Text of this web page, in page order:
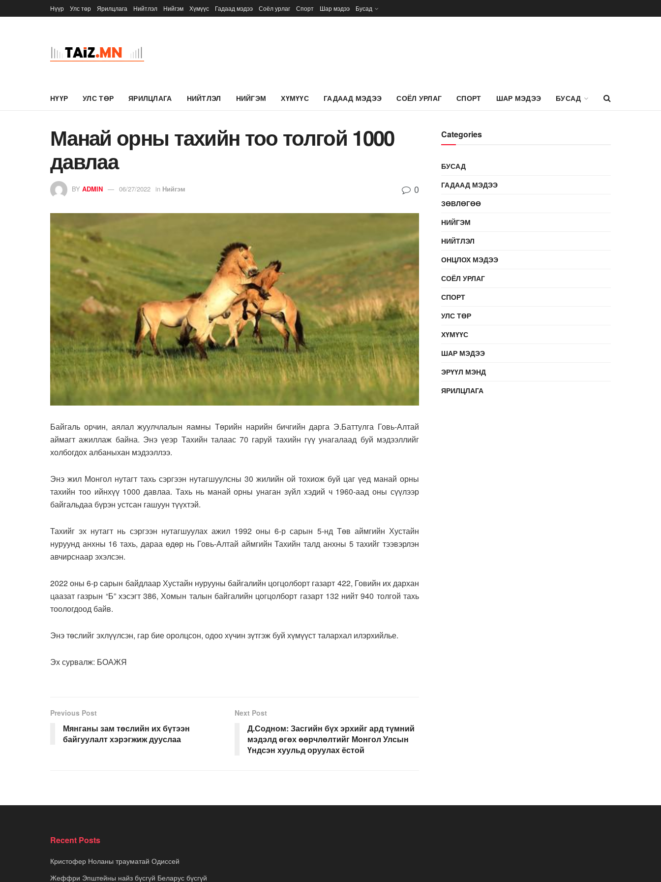
Нүүр Улс төр Ярилцлага Нийтлэл Нийгэм Хүмүүс Гадаад мэдээ Соёл урлаг Спорт Шар мэдээ Бусад
НҮҮР УЛС ТӨР ЯРИЛЦЛАГА НИЙТЛЭЛ НИЙГЭМ ХҮМҮҮС ГАДААД МЭДЭЭ СОЁЛ УРЛАГ СПОРТ ШАР МЭДЭЭ БУСАД
Манай орны тахийн тоо толгой 1000
давлаа
BY ADMIN 06/27/2022 in Нийгэм 0
Байгаль орчин, аялал жуулчлалын яамны Төрийн нарийн бичгийн дарга Э.Баттулга Говь-Алтай
аймагт ажиллаж байна. Энэ үеэр Тахийн талаас 70 гаруй тахийн гүү унагалаад буй мэдээллийг
холбогдох албаныхан мэдээллээ.
Энэ жил Монгол нутагт тахь сэргээн нутагшуулсны 30 жилийн ой тохиож буй цаг үед манай орны
тахийн тоо ийнхүү 1000 давлаа. Тахь нь манай орны унаган зүйл хэдий ч 1960-аад оны сүүлээр
байгальдаа бүрэн устсан гашуун түүхтэй.
Тахийг эх нутагт нь сэргээн нутагшуулах ажил 1992 оны 6-р сарын 5-нд Төв аймгийн Хустайн
нуруунд анхны 16 тахь, дараа өдөр нь Говь-Алтай аймгийн Тахийн талд анхны 5 тахийг тээвэрлэн
авчирснаар эхэлсэн.
2022 оны 6-р сарын байдлаар Хустайн нурууны байгалийн цогцолборт газарт 422, Говийн их дархан
цаазат газрын “Б” хэсэгт 386, Хомын талын байгалийн цогцолборт газарт 132 нийт 940 толгой тахь
тоологдоод байв.
Энэ төслийг эхлүүлсэн, гар бие оролцсон, одоо хүчин зүтгэж буй хүмүүст талархал илэрхийлье.
Эх сурвалж: БОАЖЯ
Previous Post
Мянганы зам төслийн их бүтээн
байгуулалт хэрэгжиж дууслаа
Next Post
Д.Содном: Засгийн бүх эрхийг ард түмний
мэдэлд өгөх өөрчлөлтийг Монгол Улсын
Үндсэн хуульд оруулах ёстой
Categories
БУСАД
ГАДААД МЭДЭЭ
ЗӨВЛӨГӨӨ
НИЙГЭМ
НИЙТЛЭЛ
ОНЦЛОХ МЭДЭЭ
СОЁЛ УРЛАГ
СПОРТ
УЛС ТӨР
ХҮМҮҮС
ШАР МЭДЭЭ
ЭРҮҮЛ МЭНД
ЯРИЛЦЛАГА
Recent Posts
Кристофер Ноланы трауматай Одиссей
Жеффри Эпштейны найз бүсгүй Беларус бүсгүй